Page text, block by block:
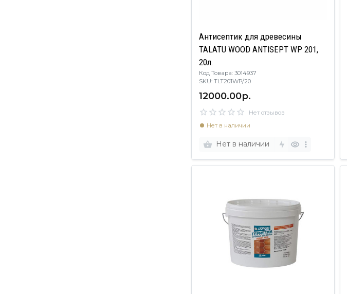
Антисептик для древесины
TALATU WOOD ANTISEPT WP 201,
20л.
Код Товара: 3014937
SKU: TLT201WP/20
12000.00р.
Нет отзывов
Нет в наличии
Нет в наличии